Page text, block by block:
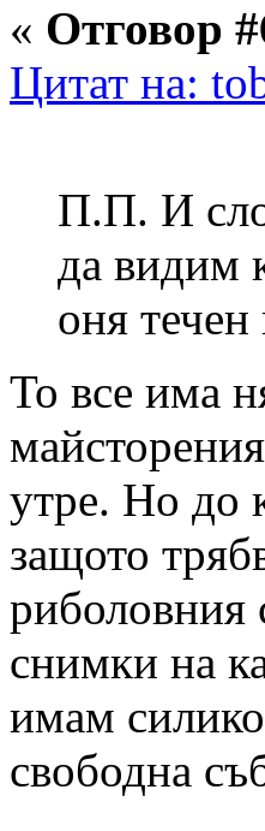
« Отговор
Цитат на:
П.П. И
да видим
оня
То все има
утре. Но до
защото
риболовния
снимки на
имам
свободна